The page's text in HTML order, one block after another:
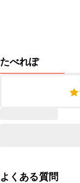
たべれぽ
よくある質問